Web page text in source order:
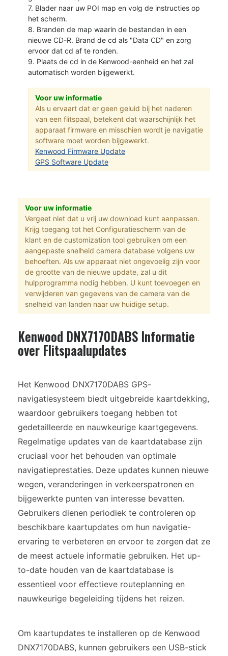
7. Blader naar uw POI map en volg de instructies op
het scherm.
8. Branden de map waarin de bestanden in een
nieuwe CD-R. Brand de cd als "Data CD" en zorg
ervoor dat cd af te ronden.
9. Plaats de cd in de Kenwood-eenheid en het zal
automatisch worden bijgewerkt.
Voor uw informatie
Als u ervaart dat er geen geluid bij het naderen
van een flitspaal, betekent dat waarschijnlijk het
apparaat firmware en misschien wordt je navigatie
software moet worden bijgewerkt.
Kenwood Firmware Update
GPS Software Update
Voor uw informatie
Vergeet niet dat u vrij uw download kunt aanpassen.
Krijg toegang tot het Configuratiescherm van de
klant en de customization tool gebruiken om een
aangepaste snelheid camera database volgens uw
behoeften. Als uw apparaat niet ongevoelig zijn voor
de grootte van de nieuwe update, zal u dit
hulpprogramma nodig hebben. U kunt toevoegen en
verwijderen van gegevens van de camera van de
snelheid van landen naar uw huidige setup.
Kenwood DNX7170DABS Informatie
over Flitspaalupdates
Het Kenwood DNX7170DABS GPS-
navigatiesysteem biedt uitgebreide kaartdekking,
waardoor gebruikers toegang hebben tot
gedetailleerde en nauwkeurige kaartgegevens.
Regelmatige updates van de kaartdatabase zijn
cruciaal voor het behouden van optimale
navigatieprestaties. Deze updates kunnen nieuwe
wegen, veranderingen in verkeerspatronen en
bijgewerkte punten van interesse bevatten.
Gebruikers dienen periodiek te controleren op
beschikbare kaartupdates om hun navigatie-
ervaring te verbeteren en ervoor te zorgen dat ze
de meest actuele informatie gebruiken. Het up-
to-date houden van de kaartdatabase is
essentieel voor effectieve routeplanning en
nauwkeurige begeleiding tijdens het reizen.
Om kaartupdates te installeren op de Kenwood
DNX7170DABS, kunnen gebruikers een USB-stick